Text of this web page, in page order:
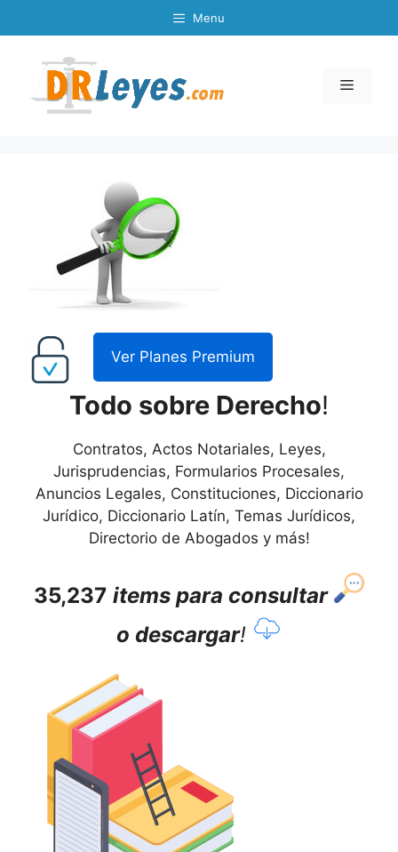
to
Menu
Menu
Ver Planes Premium
Todo sobre Derecho!
Contratos, Actos Notariales, Leyes,
Jurisprudencias, Formularios Procesales,
Anuncios Legales, Constituciones, Diccionario
Jurídico, Diccionario Latín, Temas Jurídicos,
Directorio de Abogados y más!
35,237 items para consultar
o descargar!